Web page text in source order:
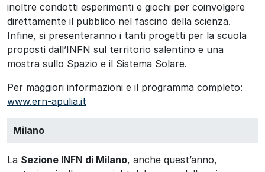
inoltre condotti esperimenti e giochi per coinvolgere
direttamente il pubblico nel fascino della scienza.
Infine, si presenteranno i tanti progetti per la scuola
proposti dall’INFN sul territorio salentino e una
mostra sullo Spazio e il Sistema Solare.
Per maggiori informazioni e il programma completo:
www.ern-apulia.it
Milano
La Sezione INFN di Milano, anche quest’anno,